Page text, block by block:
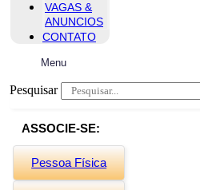
VAGAS &
ANUNCIOS
CONTATO
Menu
Pesquisar
ASSOCIE-SE:
Pessoa Física